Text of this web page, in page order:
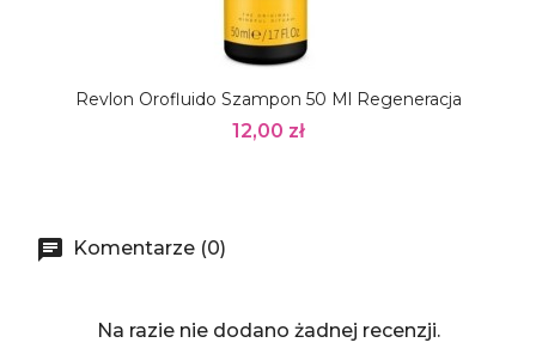
Revlon Orofluido Szampon 50 Ml Regeneracja
12,00 zł
Komentarze (0)
Na razie nie dodano żadnej recenzji.